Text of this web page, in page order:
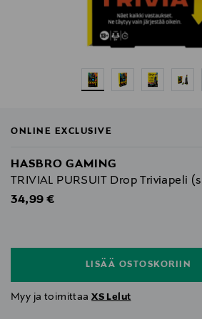
ONLINE EXCLUSIVE
HASBRO GAMING
TRIVIAL PURSUIT Drop Triviapeli
Original Price
34,99 €
LISÄÄ OSTOSKORIIN
Myy ja toimittaaXS Lelut